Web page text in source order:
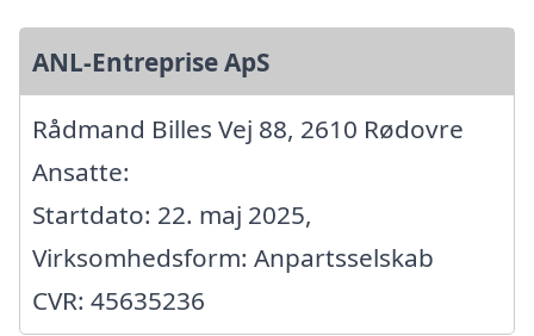
ANL-Entreprise ApS
Rådmand Billes Vej 88, 2610 Rødovre
Ansatte:
Startdato: 22. maj 2025,
Virksomhedsform: Anpartsselskab
CVR: 45635236